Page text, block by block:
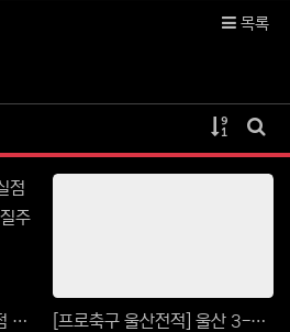
목록
게시물
게시
고영표, 20이닝 연속 무실점 쾌투…6연승 kt, 단독… [프로축구 울산전적] 울산 3-1 안양